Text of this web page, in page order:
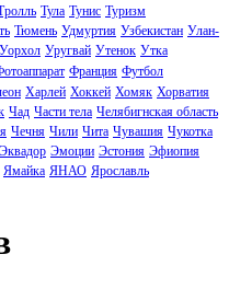
Тула Тунис Туризм
Тюмень Удмуртия Узбекистан Улан-
Уорхол Уругвай Утенок Утка
Франция Футбол
Харлей Хоккей Хомяк Хорватия
Чад Части тела Челябигнская область
Чечня Чили Чита Чувашия Чукотка
Эквадор Эмоции Эстония Эфиопия
Ямайка ЯНАО Ярославль